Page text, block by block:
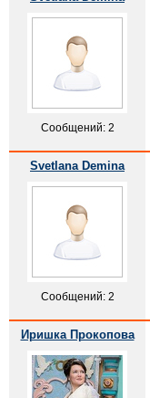
Сообщений: 2
Svetlana Demina
Сообщений: 2
Иришка Прокопова